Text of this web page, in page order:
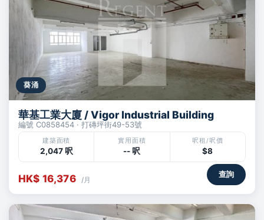
葵涌
華基工業大廈 / Vigor Industrial Building
編號 C0858454 · 打磚坪街49-53號
建築面積
2,047 呎
實用面積
-- 呎
呎租/呎價
$8
HK$ 16,376 /月
查詢